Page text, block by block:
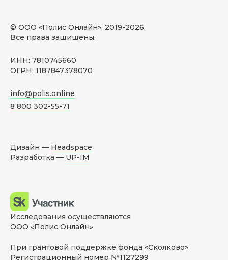
© ООО «Полис Онлайн», 2019-2026.
Все права защищены.
ИНН: 7810745660
ОГРН: 1187847378070
info@polis.online
8 800 302-55-71
Дизайн — Headspace
Разработка — UP-IM
Исследования осуществляются
ООО «Полис Онлайн»
При грантовой поддержке фонда «Сколково»
Регистрационный номер №1127299